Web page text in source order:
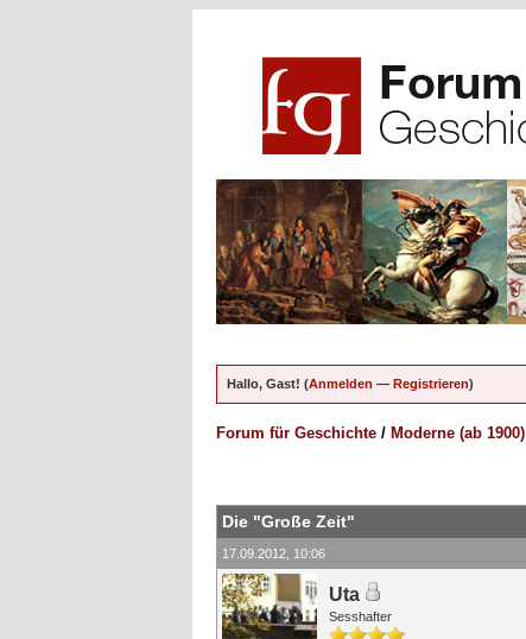
Hallo, Gast! (Anmelden — Registrieren)
Forum für Geschichte / Moderne (ab 1900)
Die "Große Zeit"
17.09.2012, 10:06
Uta
Sesshafter